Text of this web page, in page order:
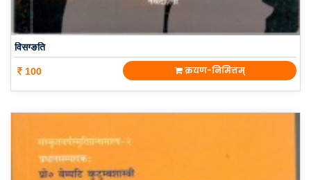
विसग्ङति
100 क्रयण-निमित्तम्